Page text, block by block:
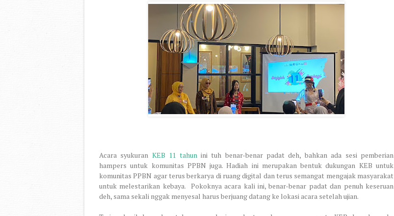
Acara syukuran KEB 11 tahun ini tuh benar-benar padat deh, bahkan ada sesi pemberian
hampers untuk komunitas PPBN juga. Hadiah ini merupakan bentuk dukungan KEB untuk
komunitas PPBN agar terus berkarya di ruang digital dan terus semangat mengajak masyarakat
untuk melestarikan kebaya. Pokoknya acara kali ini, benar-benar padat dan penuh keseruan
deh, sama sekali nggak menyesal harus berjuang datang ke lokasi acara setelah ujian.